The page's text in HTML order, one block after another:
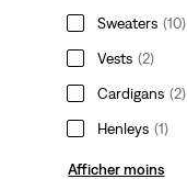
Sweaters (10)
Vests (2)
Cardigans (2)
Henleys (1)
Afficher moins